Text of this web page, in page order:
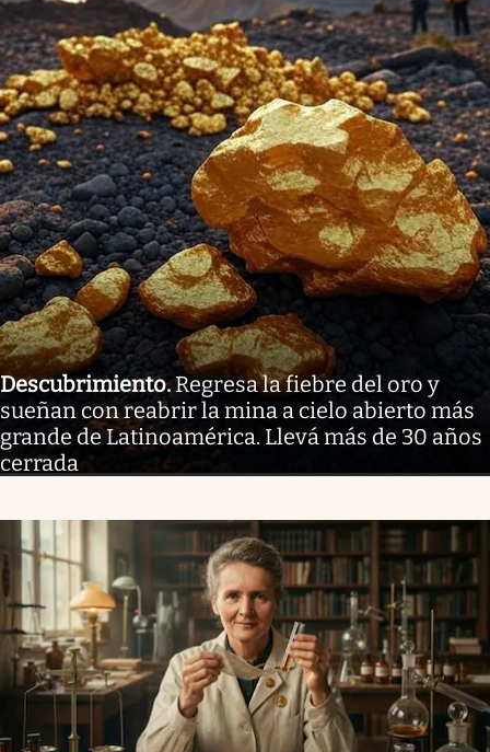
Descubrimiento.Regresa la fiebre del oro y
sueñan con reabrir la mina a cielo abierto más
grande de Latinoamérica. Llevá más de 30 años
cerrada